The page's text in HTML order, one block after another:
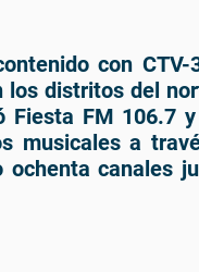
con CTV-
los distritos del
Fiesta FM 106.7
musicales a
canales